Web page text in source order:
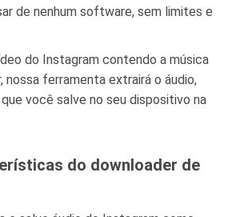
de nenhum software, sem limites e
do Instagram contendo a música
nossa ferramenta extrairá o áudio,
você salve no seu dispositivo na
do downloader de